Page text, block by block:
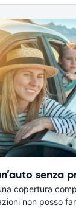
senza
copertura
non posso